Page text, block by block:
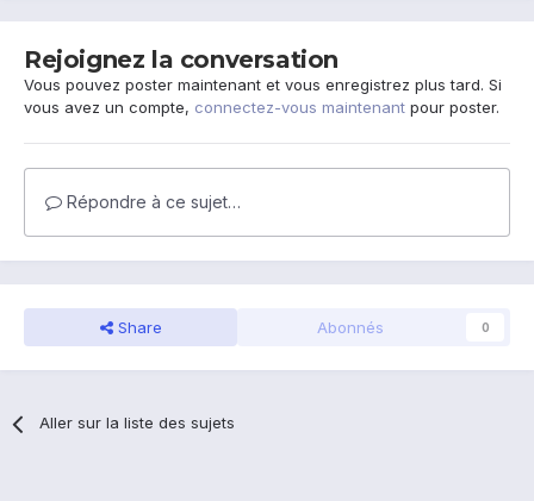
Rejoignez la conversation
Vous pouvez poster maintenant et vous enregistrez plus tard. Si
vous avez un compte, connectez-vous maintenant pour poster.
Répondre à ce sujet…
Share Abonnés 0
Aller sur la liste des sujets